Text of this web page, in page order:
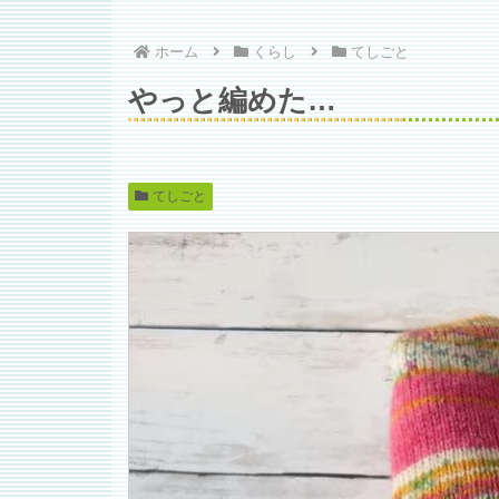
ホーム くらし てしごと
やっと編めた…
てしごと